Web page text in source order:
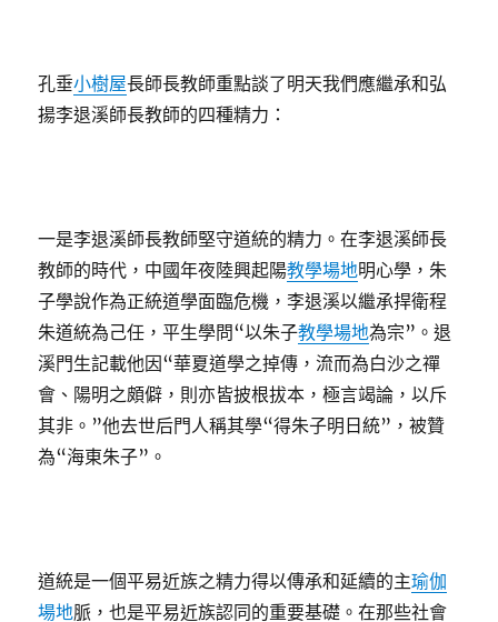
孔垂小樹屋長師長教師重點談了明天我們應繼承和弘
揚李退溪師長教師的四種精力：
一是李退溪師長教師堅守道統的精力。在李退溪師長
教師的時代，中國年夜陸興起陽教學場地明心學，朱
子學說作為正統道學面臨危機，李退溪以繼承捍衛程
朱道統為己任，平生學問“以朱子教學場地為宗”。退
溪門生記載他因“華夏道學之掉傳，流而為白沙之禪
會、陽明之頗僻，則亦皆披根拔本，極言竭論，以斥
其非。”他去世后門人稱其學“得朱子明日統”，被贊
為“海東朱子”。
道統是一個平易近族之精力得以傳承和延續的主瑜伽
場地脈，也是平易近族認同的重要基礎。在那些社會